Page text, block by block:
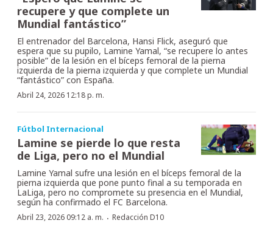
recupere y que complete un
Mundial fantástico”
El entrenador del Barcelona, Hansi Flick, aseguró que
espera que su pupilo, Lamine Yamal, “se recupere lo antes
posible” de la lesión en el bíceps femoral de la pierna
izquierda de la pierna izquierda y que complete un Mundial
“fantástico” con España.
Abril 24, 2026 12:18 p. m.
Fútbol Internacional
Lamine se pierde lo que resta
de Liga, pero no el Mundial
Lamine Yamal sufre una lesión en el bíceps femoral de la
pierna izquierda que pone punto final a su temporada en
LaLiga, pero no compromete su presencia en el Mundial,
según ha confirmado el FC Barcelona.
Abril 23, 2026 09:12 a. m. · Redacción D10